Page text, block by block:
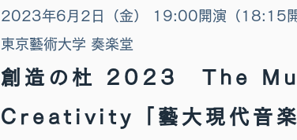
​2023年6月2日（金） 19:00開演（18:15開
東京藝術大学 奏楽堂
創造の杜 2023 The
Creativity「藝大現代音楽